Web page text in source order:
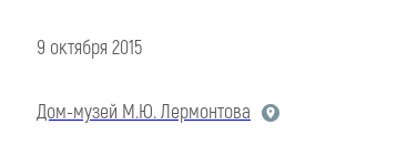
9 октября 2015
Дом-музей М.Ю. Лермонтова